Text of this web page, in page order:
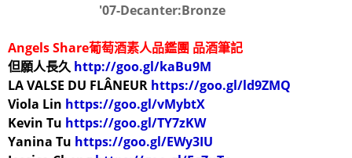
'07-Decanter:Bronze
Angels Share葡萄酒素人品鑑團 品酒筆記
但願人長久 http://goo.gl/kaBu9M
LA VALSE DU FLÂNEUR https://goo.gl/ld9ZMQ
Viola Lin https://goo.gl/vMybtX
Kevin Tu https://goo.gl/TY7zKW
Yanina Tu https://goo.gl/EWy3IU